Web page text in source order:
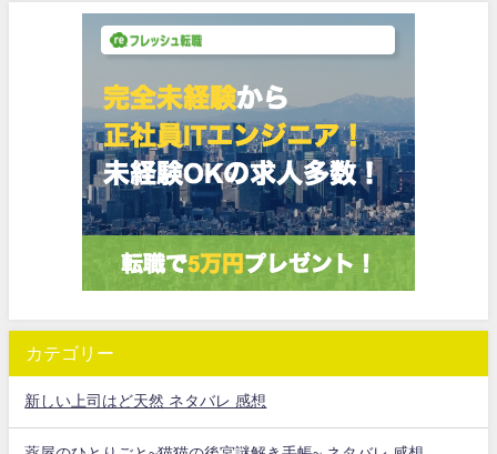
カテゴリー
新しい上司はど天然 ネタバレ 感想